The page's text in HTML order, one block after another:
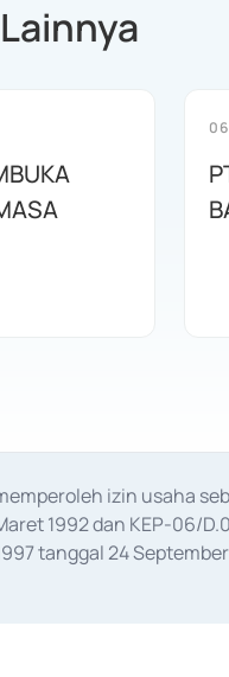
izin usaha
1992 dan KEP-06/
tanggal 24
dan